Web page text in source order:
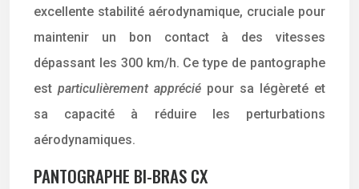
excellente stabilité aérodynamique, cruciale pour
maintenir un bon contact à des vitesses
dépassant les 300 km/h. Ce type de pantographe
est particulièrement apprécié pour sa légèreté et
sa capacité à réduire les perturbations
aérodynamiques.
PANTOGRAPHE BI-BRAS CX